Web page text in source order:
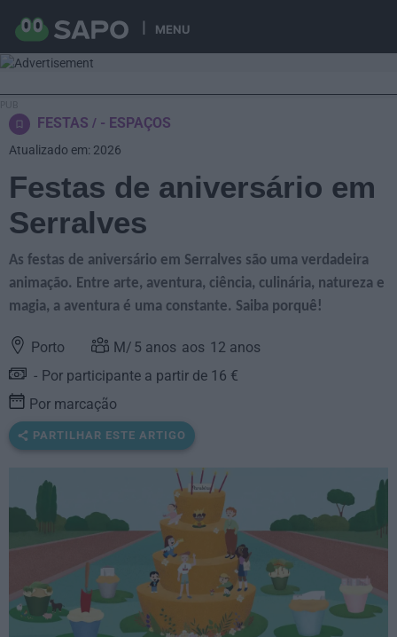
MENU
FESTAS - ESPAÇOS
Festas de aniversário em
Serralves
As festas de aniversário em Serralves são uma verdadeira
animação. Entre arte, aventura, ciência, culinária, natureza e
magia, a aventura é uma constante. Saiba porquê!
Porto 5 anos 12 anos
Por participante a partir de 16 €
Por marcação
PARTILHAR ESTE ARTIGO
Atualizado em: 2026